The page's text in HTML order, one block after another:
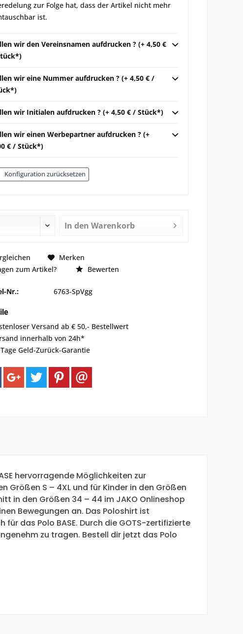
zur Folge hat, dass der Artikel nicht mehr
ist.
wir den Vereinsnamen aufdrucken ? (+ 4,50 €
wir eine Nummer aufdrucken ? (+ 4,50 € /
wir Initialen aufdrucken ? (+ 4,50 € / Stück*)
wir einen Werbepartner aufdrucken ? (+
€ / Stück*)
Konfiguration zurücksetzen
In den Warenkorb
Merken
zum Artikel?
Bewerten
Nr.: 6763-SpVgg
Versand ab € 50,- Bestellwert
innerhalb von 24h*
Geld-Zurück-Garantie
hervorragende Möglichkeiten zur
Größen S – 4XL und für Kinder in den Größen
in den Größen 34 – 44 im JAKO Onlineshop
Bewegungen an. Das Poloshirt ist
das Polo BASE. Durch die GOTS-zertifizierte
zu tragen. Bestell dir jetzt das Polo